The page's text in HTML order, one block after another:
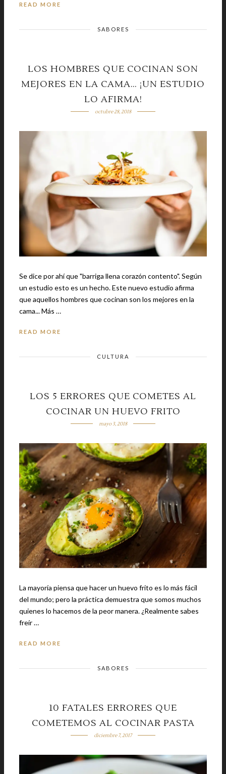
READ MORE
SABORES
LOS HOMBRES QUE COCINAN SON
MEJORES EN LA CAMA… ¡UN ESTUDIO
LO AFIRMA!
octubre 28, 2018
Se dice por ahí que "barriga llena corazón contento". Según
un estudio esto es un hecho. Este nuevo estudio afirma
que aquellos hombres que cocinan son los mejores en la
cama... Más …
READ MORE
CULTURA
LOS 5 ERRORES QUE COMETES AL
COCINAR UN HUEVO FRITO
mayo 3, 2018
La mayoría piensa que hacer un huevo frito es lo más fácil
del mundo; pero la práctica demuestra que somos muchos
quienes lo hacemos de la peor manera. ¿Realmente sabes
freír …
READ MORE
SABORES
10 FATALES ERRORES QUE
COMETEMOS AL COCINAR PASTA
diciembre 7, 2017